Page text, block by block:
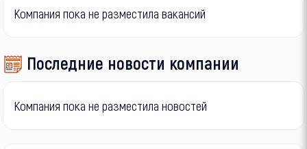
Компания пока не разместила вакансий
Последние новости компании
Компания пока не разместила новостей